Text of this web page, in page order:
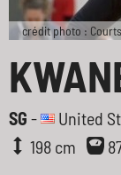
crédit photo :
SG -
United
198 cm